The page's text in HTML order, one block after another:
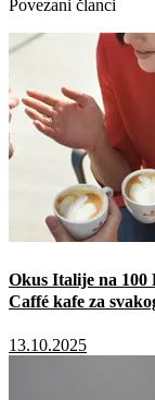
Povezani članci
Okus Italije na 100
Caffé kafe za
13.10.2025